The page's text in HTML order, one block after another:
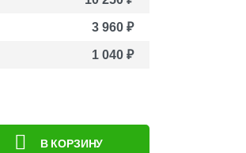
3 960 ₽
1 040 ₽
В КОРЗИНУ